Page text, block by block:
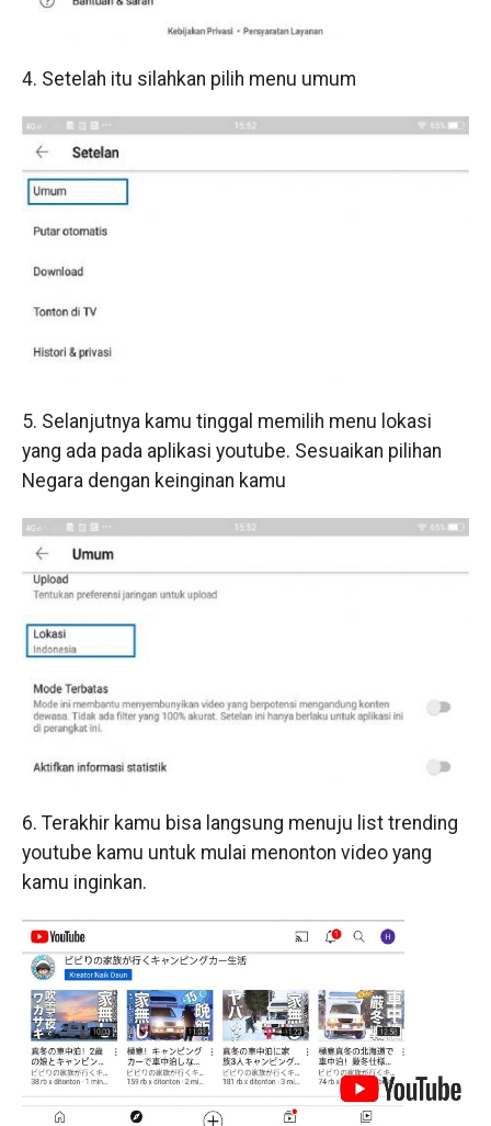
4. Setelah itu silahkan pilih menu umum
5. Selanjutnya kamu tinggal memilih menu lokasi
yang ada pada aplikasi youtube. Sesuaikan pilihan
Negara dengan keinginan kamu
6. Terakhir kamu bisa langsung menuju list trending
youtube kamu untuk mulai menonton video yang
kamu inginkan.